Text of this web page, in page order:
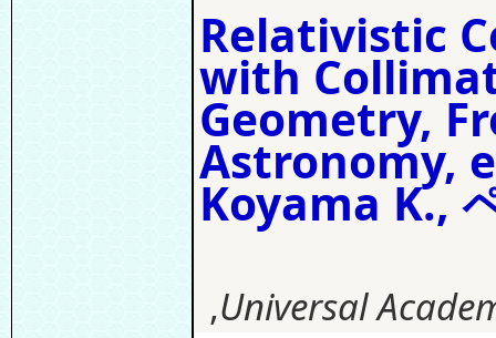
Relativistic
with
Geometry,
Astronomy,
Koyama K.,
,Universal